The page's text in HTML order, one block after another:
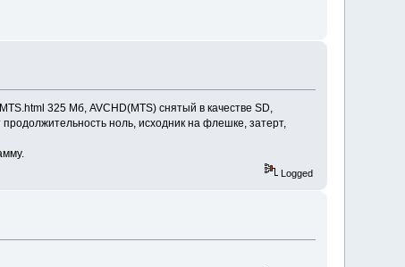
325 Мб, AVCHD(MTS) снятый в качестве SD,
ноль, исходник на флешке, затерт,
Logged